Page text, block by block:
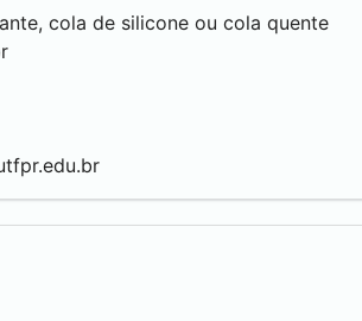
cola de silicone ou cola quente